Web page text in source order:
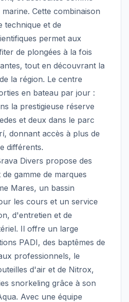
Cette combinaison
technique et de
permet aux
de plongées à la fois
tout en découvrant la
la région. Le centre
en bateau par jour :
la prestigieuse réserve
et deux dans le parc
donnant accès à plus de
différents.
Divers propose des
gamme de marques
Mares, un bassin
les cours et un service
d'entretien et de
Il offre un large
PADI, des baptêmes de
professionnels, le
d'air et de Nitrox,
snorkeling grâce à son
Avec une équipe